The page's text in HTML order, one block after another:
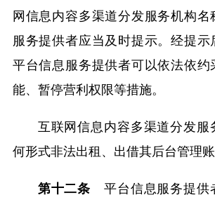
网信息内容多渠道分发服务机构名
服务提供者应当及时提示。经提示
平台信息服务提供者可以依法依约
能、暂停营利权限等措施。
互联网信息内容多渠道分发服
何形式非法出租、出借其后台管理账
第十二条 平台信息服务提供